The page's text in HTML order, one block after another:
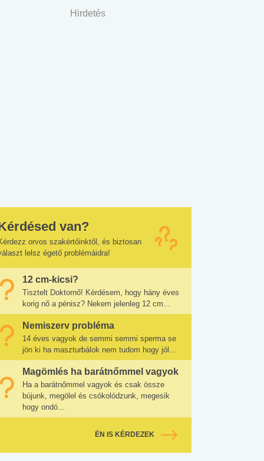
Hirdetés
van?
orvos szakértőinktől, és biztosan
lelsz égető problémáidra!
12 cm-kicsi?
Tisztelt Doktornő! Kérdésem, hogy hány éves
korig nő a pénisz? Nekem jelenleg 12 cm...
Nemiszerv probléma
14 éves vagyok de semmi semmi sperma se
jön ki ha maszturbálok nem tudom hogy jól...
Magömlés ha barátnőmmel vagyok
Ha a barátnőmmel vagyok és csak össze
bújunk, megölel és csókolódzunk, megesik
hogy ondó...
ÉN IS KÉRDEZEK